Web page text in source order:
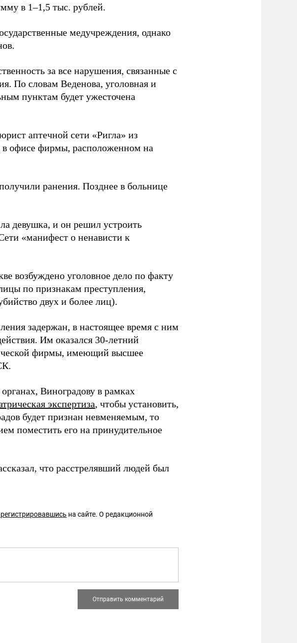
в 1–1,5 тыс. рублей.
медучреждения, однако
за все нарушения, связанные с
По словам Веденова, уголовная и
пунктам будет ужесточена
аптечной сети «Ригла» из
в офисе фирмы, расположенном на
ранения. Позднее в больнице
девушка, и он решил устроить
«манифест о ненависти к
возбуждено уголовное дело по факту
по признакам преступления,
двух и более лиц).
задержан, в настоящее время с ним
Им оказался 30-летний
фирмы, имеющий высшее
Виноградову в рамках
экспертиза, чтобы установить,
будет признан невменяемым, то
поместить его на принудительное
что расстрелявший людей был
на сайте. О редакционной